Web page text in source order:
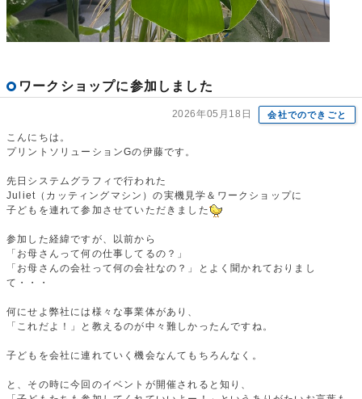
ワークショップに参加しました
2026年05月18日 会社でのできごと
こんにちは。
プリントソリューションGの伊藤です。
先日システムグラフィで行われた
Juliet（カッティングマシン）の実機見学＆ワークショップに
子どもを連れて参加させていただきました
参加した経緯ですが、以前から
「お母さんって何の仕事してるの？」
「お母さんの会社って何の会社なの？」とよく聞かれておりまし
て・・・
何にせよ弊社には様々な事業体があり、
「これだよ！」と教えるのが中々難しかったんですね。
子どもを会社に連れていく機会なんてもちろんなく。
と、その時に今回のイベントが開催されると知り、